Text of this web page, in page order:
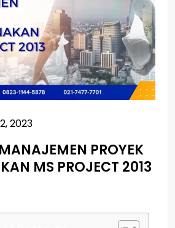
2023
PROYEK
MS PROJECT 2013